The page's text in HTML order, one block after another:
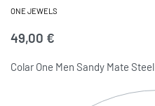
ONE JEWELS
49,00 €
Colar One Men Sandy Mate Steel